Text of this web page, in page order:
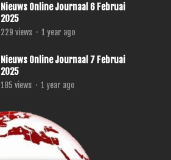
Nieuws Online Journaal 6 Februai
2025
229 views · 1 year ago
Nieuws Online Journaal 7 Februai
2025
185 views · 1 year ago